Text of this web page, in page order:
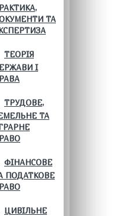
ТА
ТЕОРІЯ
І
ТРУДОВЕ,
ТА
ФІНАНСОВЕ
ПОДАТКОВЕ
ЦИВІЛЬНЕ